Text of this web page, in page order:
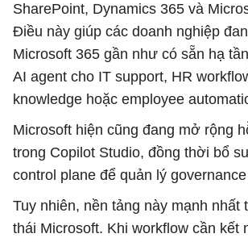
SharePoint, Dynamics 365 và
Điều này giúp các doanh nghiệp
Microsoft 365 gần như có sẵn hạ
AI agent cho IT support, HR
knowledge hoặc employee
Microsoft hiện cũng đang mở rộng
trong Copilot Studio, đồng thời bổ
control plane để quản lý
Tuy nhiên, nền tảng này mạnh nhất
thái Microsoft. Khi workflow cần kết